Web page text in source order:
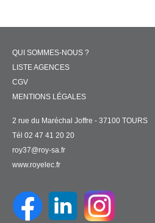
QUI SOMMES-NOUS ?
LISTE AGENCES
CGV
MENTIONS LÉGALES
2 rue du Maréchal Joffre - 37100 TOURS
Tél 02 47 41 20 20
roy37@roy-sa.fr
www.royelec.fr